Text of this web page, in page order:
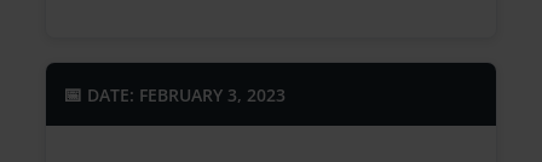
DATE: FEBRUARY 3, 2023